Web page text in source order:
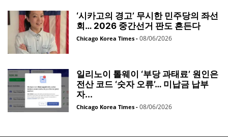
‘시카고의 경고’ 무시한 민주당의 좌선
회… 2026 중간선거 판도 흔든다
Chicago Korea Times - 08/06/2026
일리노이 톨웨이 ‘부당 과태료’ 원인은
전산 코드 ‘숫자 오류’… 미납금 납부
자...
Chicago Korea Times - 08/06/2026